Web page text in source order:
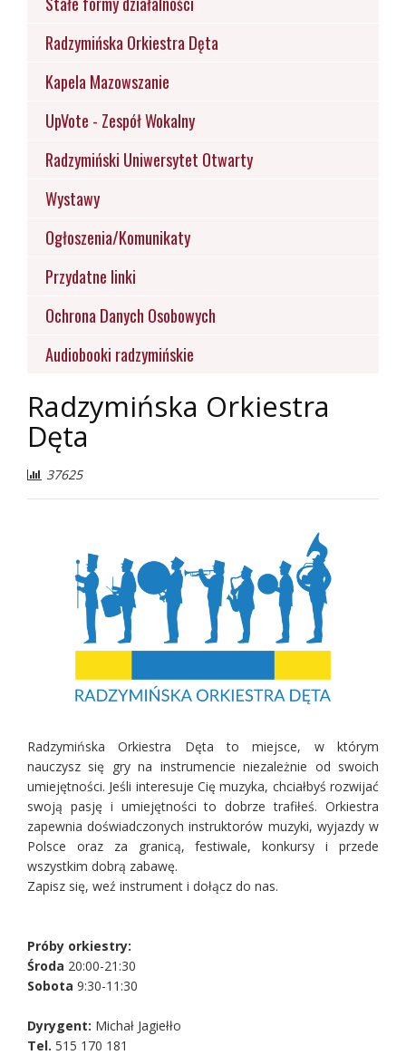
Radzymińska Orkiestra Dęta
Kapela Mazowszanie
UpVote - Zespół Wokalny
Radzymiński Uniwersytet Otwarty
Wystawy
Ogłoszenia/Komunikaty
Przydatne linki
Ochrona Danych Osobowych
Audiobooki radzymińskie
Radzymińska Orkiestra
Dęta
37625
Radzymińska Orkiestra Dęta to miejsce, w którym
nauczysz się gry na instrumencie niezależnie od swoich
umiejętności. Jeśli interesuje Cię muzyka, chciałbyś rozwijać
swoją pasję i umiejętności to dobrze trafiłeś. Orkiestra
zapewnia doświadczonych instruktorów muzyki, wyjazdy w
Polsce oraz za granicą, festiwale, konkursy i przede
wszystkim dobrą zabawę.
Zapisz się, weź instrument i dołącz do nas.
Próby orkiestry:
Środa 20:00-21:30
Sobota 9:30-11:30
Dyrygent: Michał Jagiełło
Tel. 515 170 181